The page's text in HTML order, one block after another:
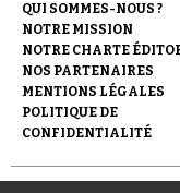
QUI SOMMES-NOUS ?
NOTRE MISSION
NOTRE CHARTE
NOS PARTENAIRES
MENTIONS LÉGALES
POLITIQUE DE
CONFIDENTIALITÉ